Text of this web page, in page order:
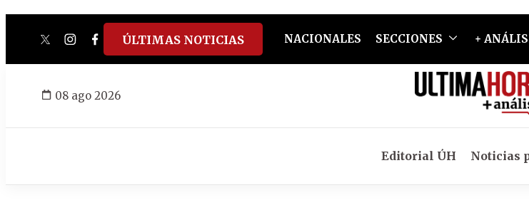
twitterinstagram
facebook
tiktokyoutube
spotify
ÚLTIMAS NOTICIAS NACIONALES SECCIONES +
08 ago 2026
Editorial ÚH Noticias